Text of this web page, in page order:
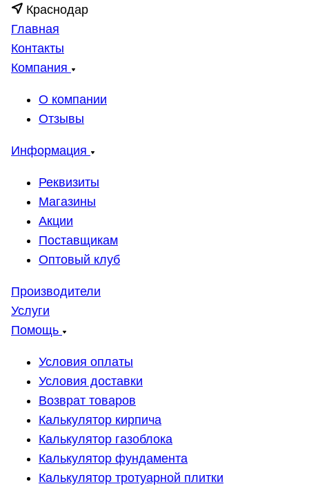
Краснодар
Главная
Контакты
Компания
О компании
Отзывы
Информация
Реквизиты
Магазины
Акции
Поставщикам
Оптовый клуб
Производители
Услуги
Помощь
Условия оплаты
Условия доставки
Возврат товаров
Калькулятор кирпича
Калькулятор газоблока
Калькулятор фундамента
Калькулятор тротуарной плитки